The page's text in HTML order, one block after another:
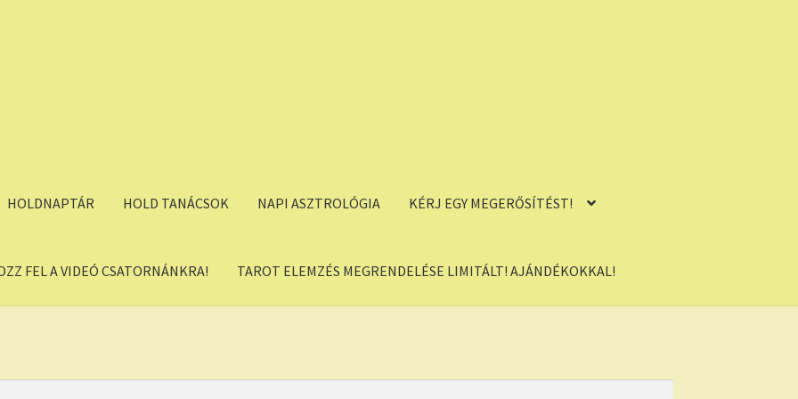
HOLDNAPTÁR HOLD TANÁCSOK NAPI ASZTROLÓGIA KÉRJ EGY MEGERŐSÍTÉST!
FEL A VIDEÓ CSATORNÁNKRA! TAROT ELEMZÉS MEGRENDELÉSE LIMITÁLT! AJÁNDÉKOKKAL!